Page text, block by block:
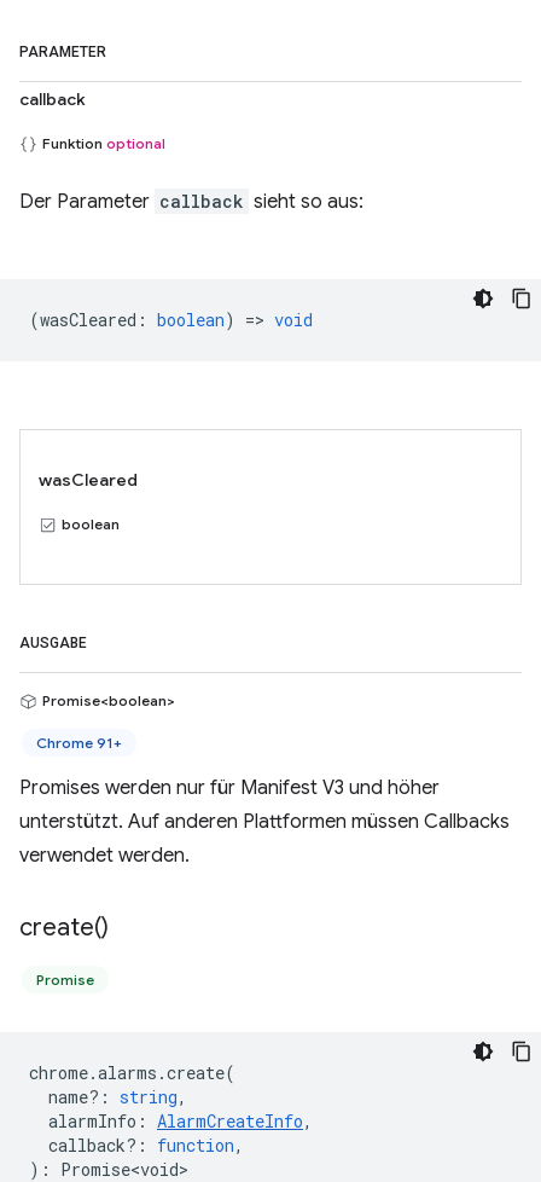
PARAMETER
callback
Funktion optional
Der Parameter callback sieht so aus:
(wasCleared : boolean) => void
wasCleared
boolean
AUSGABE
Promise<boolean>
Chrome 91+
Promises werden nur für Manifest V3 und höher
unterstützt. Auf anderen Plattformen müssen Callbacks
verwendet werden.
create()
Promise
chrome.alarms .create(
name? : string,
alarmInfo : AlarmCreateInfo,
callback? : function,
) : Promise<void>